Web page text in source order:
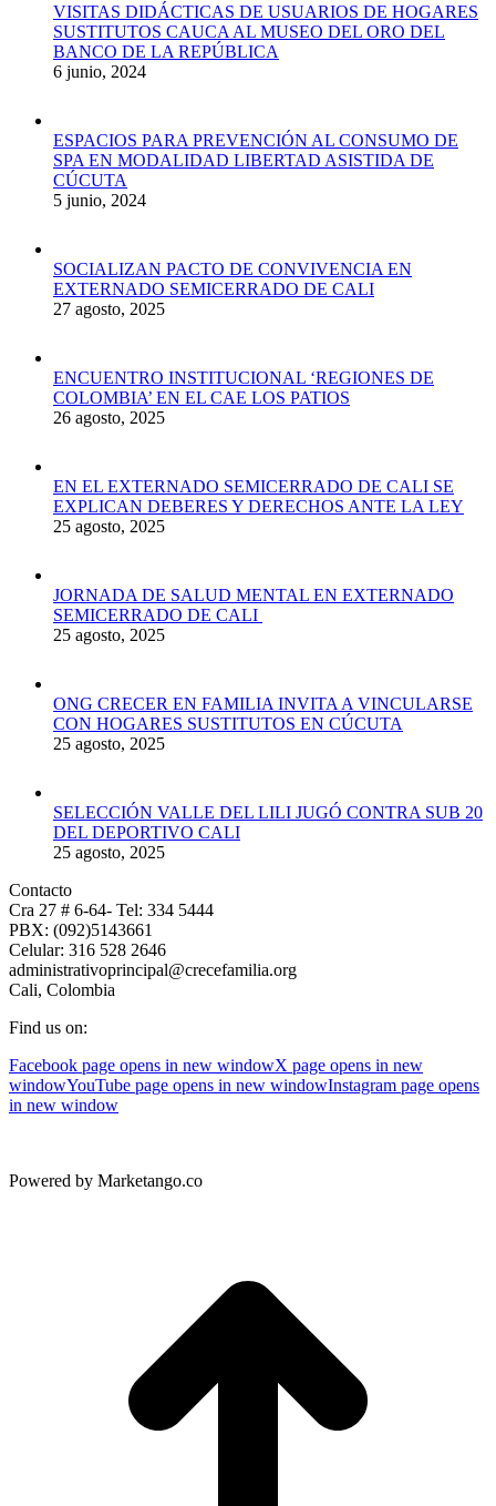
VISITAS DIDÁCTICAS DE USUARIOS DE HOGARES
SUSTITUTOS CAUCA AL MUSEO DEL ORO DEL
BANCO DE LA REPÚBLICA
6 junio, 2024
ESPACIOS PARA PREVENCIÓN AL CONSUMO DE
SPA EN MODALIDAD LIBERTAD ASISTIDA DE
CÚCUTA
5 junio, 2024
SOCIALIZAN PACTO DE CONVIVENCIA EN
EXTERNADO SEMICERRADO DE CALI
27 agosto, 2025
ENCUENTRO INSTITUCIONAL ‘REGIONES DE
COLOMBIA’ EN EL CAE LOS PATIOS
26 agosto, 2025
EN EL EXTERNADO SEMICERRADO DE CALI SE
EXPLICAN DEBERES Y DERECHOS ANTE LA LEY
25 agosto, 2025
JORNADA DE SALUD MENTAL EN EXTERNADO
SEMICERRADO DE CALI
25 agosto, 2025
ONG CRECER EN FAMILIA INVITA A VINCULARSE
CON HOGARES SUSTITUTOS EN CÚCUTA
25 agosto, 2025
SELECCIÓN VALLE DEL LILI JUGÓ CONTRA SUB 20
DEL DEPORTIVO CALI
25 agosto, 2025
Contacto
Cra 27 # 6-64- Tel: 334 5444
PBX: (092)5143661
Celular: 316 528 2646
administrativoprincipal@crecefamilia.org
Cali, Colombia
Find us on:
Facebook page opens in new windowX page opens in new
windowYouTube page opens in new windowInstagram page opens
in new window
Powered by Marketango.co